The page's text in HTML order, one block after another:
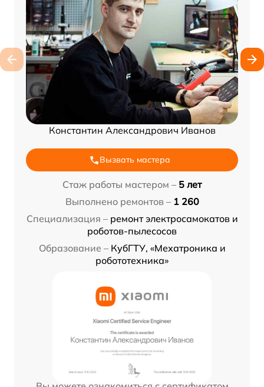
Константин Александрович Иванов
Вызвать мастера
Стаж работы мастером – 5 лет
Выполнено ремонтов – 1 260
Специализация – ремонт электросамокатов и
роботов-пылесосов
Образование – КубГТУ, «Мехатроника и
робототехника»